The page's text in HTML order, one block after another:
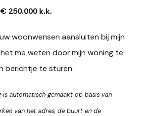
€ 250.000 k.k.
woonwensen aansluiten bij mijn
me weten door mijn woning te
berichtje te sturen.
is automatisch gemaakt op basis van
van het adres, de buurt en de